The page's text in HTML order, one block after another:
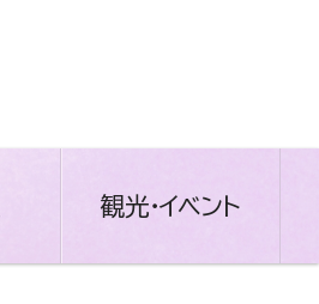
観光・イベント